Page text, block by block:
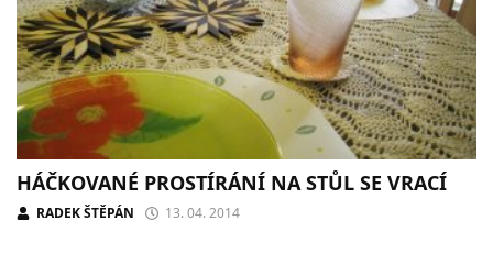
HÁČKOVANÉ PROSTÍRÁNÍ NA STŮL SE VRACÍ
RADEK ŠTĚPÁN 13. 04. 2014